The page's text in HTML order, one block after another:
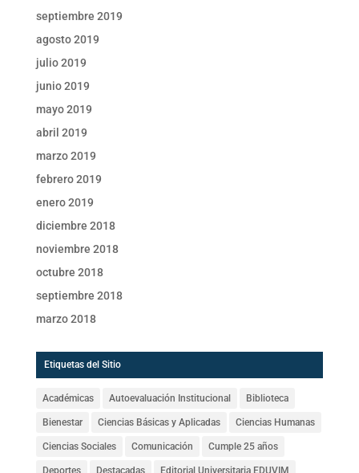
septiembre 2019
agosto 2019
julio 2019
junio 2019
mayo 2019
abril 2019
marzo 2019
febrero 2019
enero 2019
diciembre 2018
noviembre 2018
octubre 2018
septiembre 2018
marzo 2018
Etiquetas del Sitio
Académicas Autoevaluación Institucional Biblioteca
Bienestar Ciencias Básicas y Aplicadas Ciencias Humanas
Ciencias Sociales Comunicación Cumple 25 años
Deportes Destacadas Editorial Universitaria EDUVIM